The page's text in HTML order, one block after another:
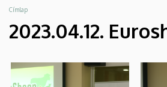
Morzsa
Címlap
2023.04.12.